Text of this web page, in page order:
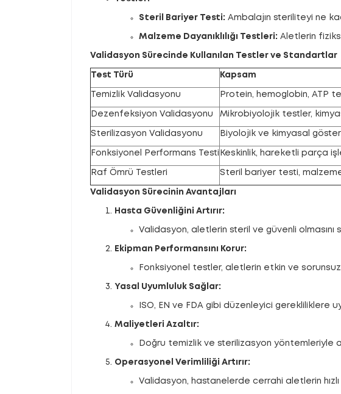
Steril Bariyer Testi: Ambalajın steriliteyi ne
Malzeme Dayanıklılığı Testleri: Aletlerin
Validasyon Sürecinde Kullanılan Testler ve Standartlar
Test Türü Kapsam
Temizlik Validasyonu Protein, hemoglobin, ATP
Dezenfeksiyon Validasyonu Mikrobiyolojik testler,
Sterilizasyon Validasyonu Biyolojik ve kimyasal
Fonksiyonel Performans Testi Keskinlik, hareketli parça
Raf Ömrü Testleri Steril bariyer testi, malzeme
Validasyon Sürecinin Avantajları
Hasta Güvenliğini Artırır:
Validasyon, aletlerin steril ve güvenli olmasını
Ekipman Performansını Korur:
Fonksiyonel testler, aletlerin etkin ve sorunsuz
Yasal Uyumluluk Sağlar:
ISO, EN ve FDA gibi düzenleyici gerekliliklere
Maliyetleri Azaltır:
Doğru temizlik ve sterilizasyon yöntemleriyle
Operasyonel Verimliliği Artırır:
Validasyon, hastanelerde cerrahi aletlerin